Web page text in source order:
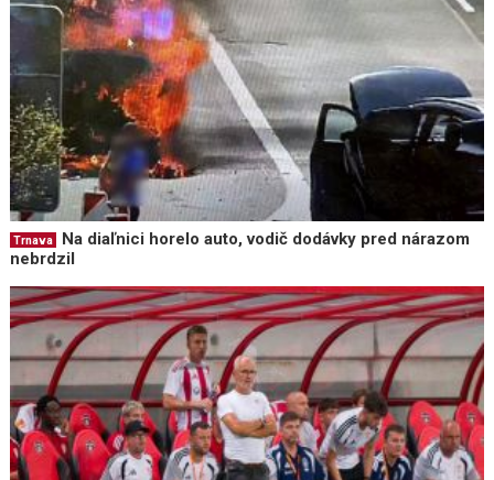
Trnava
Na diaľnici horelo auto, vodič dodávky pred nárazom
nebrdzil